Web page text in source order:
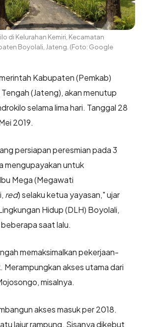
di Kelurahan Kemiri, Kecamatan
Boyolali, Jateng. (Foto: Google
Kabupaten (Pemkab)
(Jateng), akan menutup
selama lima hari. Tanggal 28
2019.
persiapan peresmian pada 3
mengupayakan untuk
Mega (Megawati
red) selaku ketua yayasan," ujar
Hidup (DLH) Boyolali,
saat lalu.
memaksimalkan pekerjaan-
Merampungkan akses utama dari
misalnya.
akses masuk per 2018.
lajur rampung. Sisanya dikebut